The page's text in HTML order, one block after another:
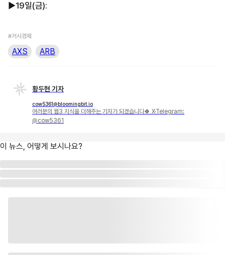
▶︎19일(금):
#거시경제
AXS ARB
황두현 기자
cow5361@bloomingbit.io
여러분의 웹3 지식을 더해주는 기자가 되겠습니다🍀 X·Telegram:
@cow5361
이 뉴스, 어떻게 보시나요?